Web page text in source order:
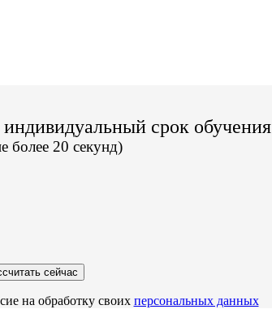
индивидуальный срок обучения
более 20 секунд)
на обработку своих персональных данных